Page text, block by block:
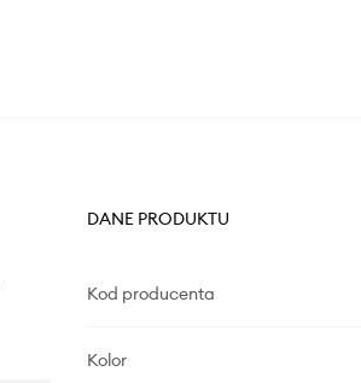
DANE PRODUKTU
Kod producenta
Kolor